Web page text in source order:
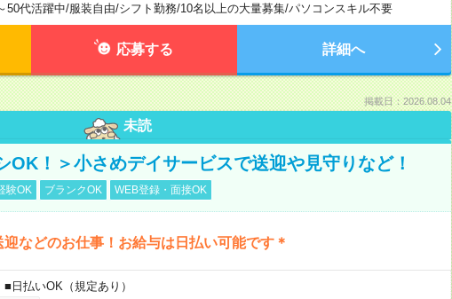
50代活躍中/服装自由/シフト勤務/10名以上の大量募集/パソコンスキル不要
応募する 詳細へ
掲載日：2026.08.04
未読
OK！＞小さめデイサービスで送迎や見守りなど！
験OK ブランクOK WEB登録・面接OK
などのお仕事！お給与は日払い可能です＊
日払いOK（規定あり）